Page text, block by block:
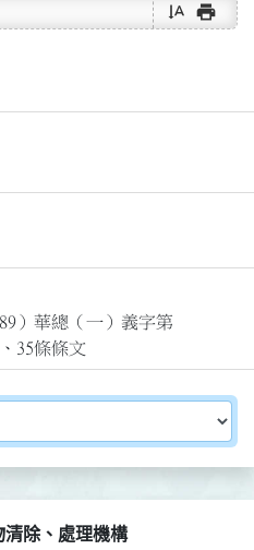
text_rotate_vertical print
）華總（一）義字第
35條條文
清除、處理機構